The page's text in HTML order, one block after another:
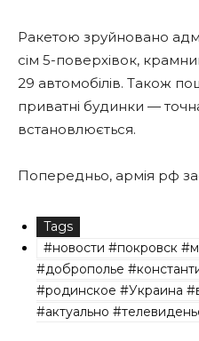
Ракетою зруйновано
сім 5-поверхівок,
29 автомобілів. Також
приватні будинки — точна
встановлюється.
Попередньо, армія рф
Tags
#новости #покровск
#доброполье
#родинское #Украина
#актуально